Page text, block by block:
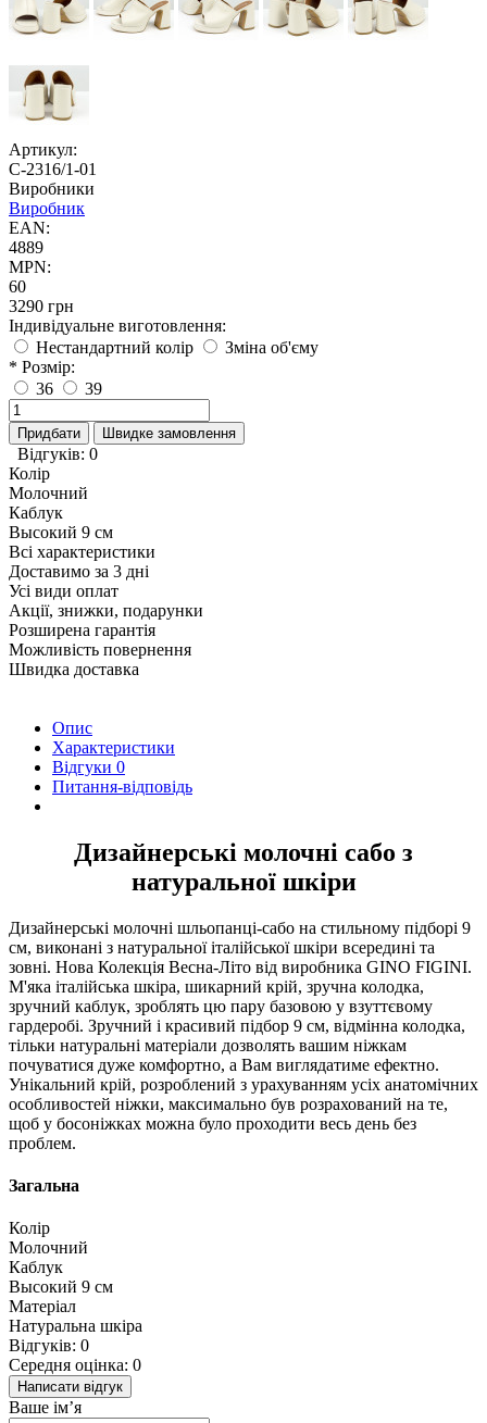
Артикул:
С-2316/1-01
Виробники
Виробник
EAN:
4889
MPN:
60
3290 грн
Індивідуальне виготовлення:
Нестандартний колір
Зміна об'єму
* Розмір:
36
39
Придбати Швидке замовлення
Відгуків: 0
Колір
Молочний
Каблук
Высокий 9 см
Всі характеристики
Доставимо за 3 дні
Усі види оплат
Акції, знижки, подарунки
Розширена гарантія
Можливість повернення
Швидка доставка
Опис
Характеристики
Відгуки 0
Питання-відповідь
Дизайнерські молочні сабо з
натуральної шкіри
Дизайнерські молочні шльопанці-сабо на стильному підборі 9
см, виконані з натуральної італійської шкіри всередині та
зовні. Нова Колекція Весна-Літо від виробника GINO FIGINI.
М'яка італійська шкіра, шикарний крій, зручна колодка,
зручний каблук, зроблять цю пару базовою у взуттєвому
гардеробі. Зручний і красивий підбор 9 см, відмінна колодка,
тільки натуральні матеріали дозволять вашим ніжкам
почуватися дуже комфортно, а Вам виглядатиме ефектно.
Унікальний крій, розроблений з урахуванням усіх анатомічних
особливостей ніжки, максимально був розрахований на те,
щоб у босоніжках можна було проходити весь день без
проблем.
Загальна
Колір
Молочний
Каблук
Высокий 9 см
Матеріал
Натуральна шкіра
Відгуків: 0
Середня оцінка: 0
Написати відгук
Ваше ім’я